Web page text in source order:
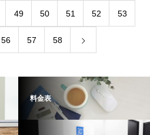
49 50 51 52 53
56 57 58
料金表